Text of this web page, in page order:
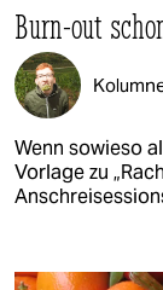
Burn-out
Wenn sowieso
Vorlage zu